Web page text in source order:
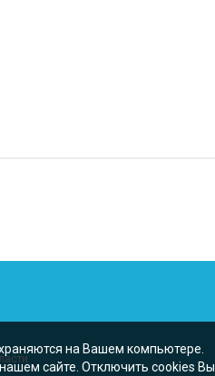
на Вашем компьютере.
сайте. Отключить cookies Вы